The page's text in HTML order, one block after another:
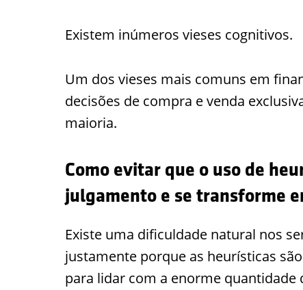
Existem inúmeros vieses cognitivos.
Um dos vieses mais comuns em
decisões de compra e venda
maioria.
Como evitar que o uso de
julgamento e se transforme
Existe uma dificuldade natural nos
justamente porque as heurísticas
para lidar com a enorme